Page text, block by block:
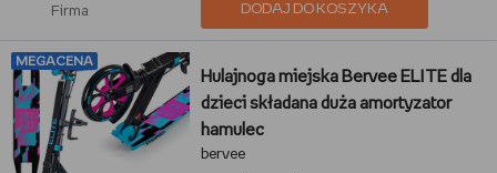
Firma DODAJ DO KOSZYKA
MEGACENA
Hulajnoga miejska Bervee ELITE dla
dzieci składana duża amortyzator
hamulec
bervee